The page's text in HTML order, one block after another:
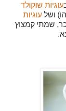
עוגיות שוקולד
ושל עוגיות
שמתי קמצוץ